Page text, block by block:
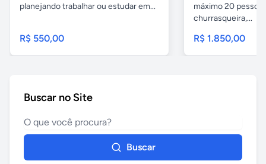
planejando trabalhar ou estudar em...
R$ 550,00
máximo 20
churrasqueira,...
R$ 1.850,00
Buscar no Site
Buscar